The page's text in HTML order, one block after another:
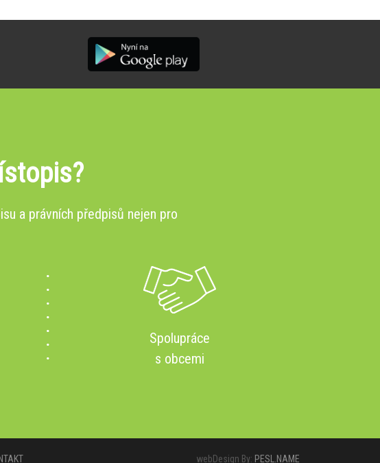
a právních předpisů nejen pro
Spolupráce
s obcemi
webDesign By: PESL.NAME